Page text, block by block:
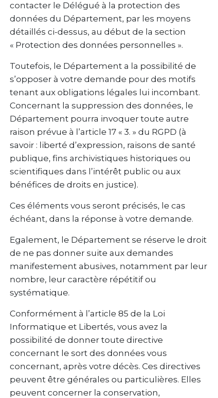
contacter le Délégué à la protection des
données du Département, par les moyens
détaillés ci-dessus, au début de la section
« Protection des données personnelles ».
Toutefois, le Département a la possibilité de
s’opposer à votre demande pour des motifs
tenant aux obligations légales lui incombant.
Concernant la suppression des données, le
Département pourra invoquer toute autre
raison prévue à l’article 17 « 3. » du RGPD (à
savoir : liberté d’expression, raisons de santé
publique, fins archivistiques historiques ou
scientifiques dans l’intérêt public ou aux
bénéfices de droits en justice).
Ces éléments vous seront précisés, le cas
échéant, dans la réponse à votre demande.
Egalement, le Département se réserve le droit
de ne pas donner suite aux demandes
manifestement abusives, notamment par leur
nombre, leur caractère répétitif ou
systématique.
Conformément à l’article 85 de la Loi
Informatique et Libertés, vous avez la
possibilité de donner toute directive
concernant le sort des données vous
concernant, après votre décès. Ces directives
peuvent être générales ou particulières. Elles
peuvent concerner la conservation,